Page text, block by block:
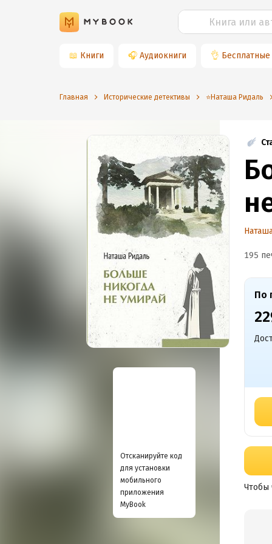
📖 Книги 🎧 Аудиокниги 👌 Бесплатные
Главная Исторические детективы ⭐️Наташа Ридаль
Отсканируйте код
для установки
мобильного
приложения
MyBook
195
По
Чтобы